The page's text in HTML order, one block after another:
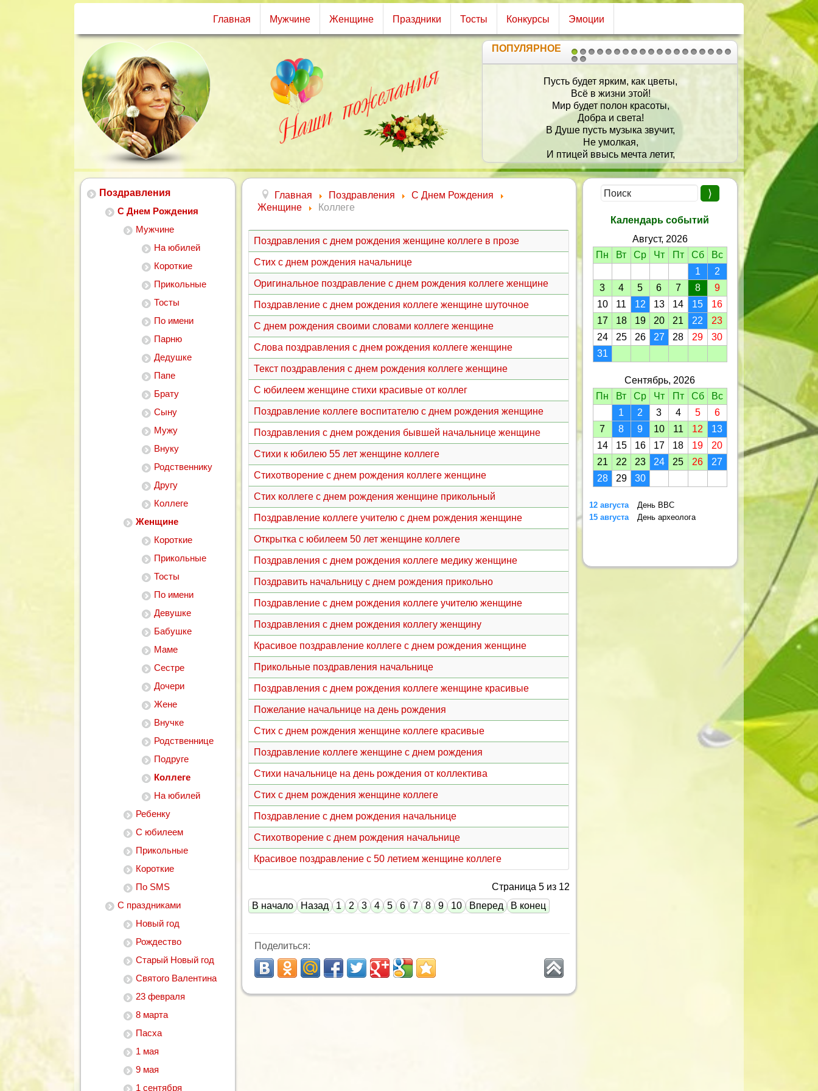
Главная Мужчине Женщине Праздники Тосты Конкурсы Эмоции
1 2
2021
ПОПУЛЯРНОЕ
Пусть будет ярким, как цветы,
Всё в жизни этой!
Мир будет полон красоты,
Добра и света!
В Душе пусть музыка звучит,
Не умолкая,
И птицей ввысь мечта летит,
В лучах играя!
Пусть будут радовать рассветы,
И сияют вечера!
Желаю море комплиментов,
Романтики, счастья, добра!
От
И
Пусть
И, как в
Поздравления
С Днем Рождения
Мужчине
На юбилей
Короткие
Прикольные
Тосты
По имени
Парню
Дедушке
Папе
Брату
Сыну
Мужу
Внуку
Родственнику
Другу
Коллеге
Женщине
Короткие
Прикольные
Тосты
По имени
Девушке
Бабушке
Маме
Сестре
Дочери
Жене
Внучке
Родственнице
Подруге
Коллеге
На юбилей
Ребенку
С юбилеем
Прикольные
Короткие
По SMS
С праздниками
Новый год
Рождество
Старый Новый год
Святого Валентина
23 февраля
8 марта
Пасха
1 мая
9 мая
1 сентября
Главная Поздравления
С Днем Рождения
Женщине
Коллеге
Поздравления с днем рождения женщине коллеге в прозе
Стих с днем рождения начальнице
Оригинальное поздравление с днем рождения коллеге женщине
Поздравление с днем рождения коллеге женщине шуточное
С днем рождения своими словами коллеге женщине
Слова поздравления с днем рождения коллеге женщине
Текст поздравления с днем рождения коллеге женщине
С юбилеем женщине стихи красивые от коллег
Поздравление коллеге воспитателю с днем рождения женщине
Поздравления с днем рождения бывшей начальнице женщине
Стихи к юбилею 55 лет женщине коллеге
Стихотворение с днем рождения коллеге женщине
Стих коллеге с днем рождения женщине прикольный
Поздравление коллеге учителю с днем рождения женщине
Открытка с юбилеем 50 лет женщине коллеге
Поздравления с днем рождения коллеге медику женщине
Поздравить начальницу с днем рождения прикольно
Поздравление с днем рождения коллеге учителю женщине
Поздравления с днем рождения коллегу женщину
Красивое поздравление коллеге с днем рождения женщине
Прикольные поздравления начальнице
Поздравления с днем рождения коллеге женщине красивые
Пожелание начальнице на день рождения
Стих с днем рождения женщине коллеге красивые
Поздравление коллеге женщине с днем рождения
Стихи начальнице на день рождения от коллектива
Стих с днем рождения женщине коллеге
Поздравление с днем рождения начальнице
Стихотворение с днем рождения начальнице
Красивое поздравление с 50 летием женщине коллеге
Страница 5 из 12
В начало
Назад 1 2 3 4 5 6 7 8 9 10 Вперед В конец
Поделиться:
Календарь событий
Август, 2026
Пн
Вт Ср Чт Пт Сб
Вс
1
2
3
4 5 6 7 8
9
10
11 12 13 14 15
16
17
18 19 20 21 22
23
24
25 26 27 28 29
30
31
Сентябрь, 2026
Пн
Вт Ср Чт Пт Сб
Вс
1
2 3 4 5
6
7
8 9 10 11 12
13
14
15 16 17 18 19
20
21
22 23 24 25 26
27
28
29 30
12 августа
День ВВС
15 августа
День археолога